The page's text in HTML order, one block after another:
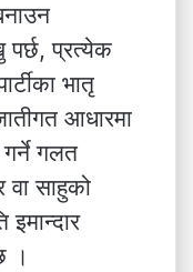
पर्छ, प्रत्येक
भातृ
आधारमा
गलत
वा साहुको
इमान्दार
।